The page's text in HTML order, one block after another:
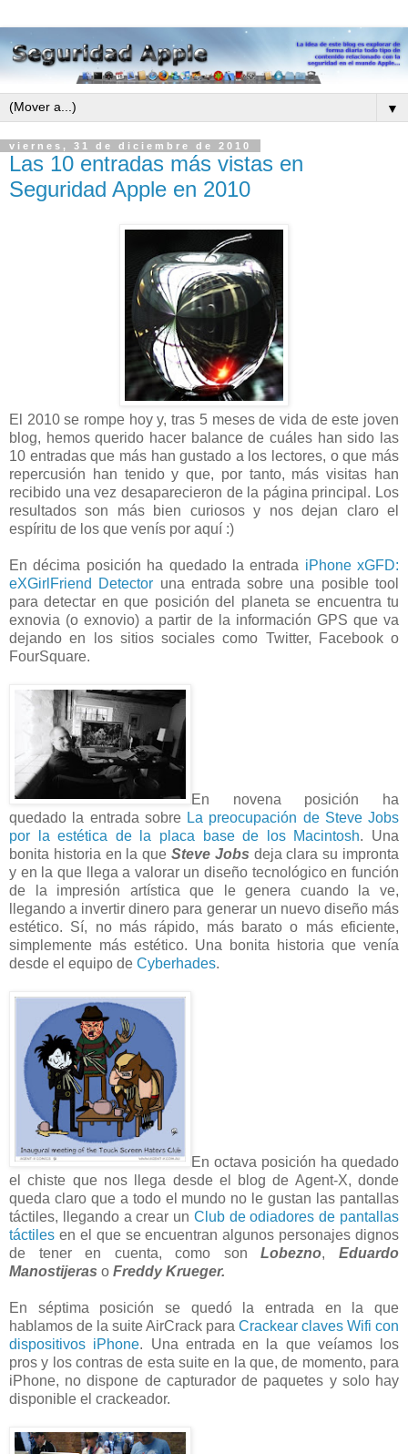
▼
viernes, 31 de diciembre de 2010
Las 10 entradas más vistas en
Seguridad Apple en 2010
El 2010 se rompe hoy y, tras 5 meses de vida de este joven
blog, hemos querido hacer balance de cuáles han sido las
10 entradas que más han gustado a los lectores, o que más
repercusión han tenido y que, por tanto, más visitas han
recibido una vez desaparecieron de la página principal. Los
resultados son más bien curiosos y nos dejan claro el
espíritu de los que venís por aquí :)
En décima posición ha quedado la entrada iPhone xGFD:
eXGirlFriend Detector una entrada sobre una posible tool
para detectar en que posición del planeta se encuentra tu
exnovia (o exnovio) a partir de la información GPS que va
dejando en los sitios sociales como Twitter, Facebook o
FourSquare.
En novena posición ha
quedado la entrada sobre La preocupación de Steve Jobs
por la estética de la placa base de los Macintosh. Una
bonita historia en la que Steve Jobs deja clara su impronta
y en la que llega a valorar un diseño tecnológico en función
de la impresión artística que le genera cuando la ve,
llegando a invertir dinero para generar un nuevo diseño más
estético. Sí, no más rápido, más barato o más eficiente,
simplemente más estético. Una bonita historia que venía
desde el equipo de Cyberhades.
En octava posición ha quedado
el chiste que nos llega desde el blog de Agent-X, donde
queda claro que a todo el mundo no le gustan las pantallas
táctiles, llegando a crear un Club de odiadores de pantallas
táctiles en el que se encuentran algunos personajes dignos
de tener en cuenta, como sonLobezno,Eduardo
Manostijeras o Freddy Krueger.
En séptima posición se quedó la entrada en la que
hablamos de la suite AirCrack para Crackear claves Wifi con
dispositivos iPhone. Una entrada en la que veíamos los
pros y los contras de esta suite en la que, de momento, para
iPhone, no dispone de capturador de paquetes y solo hay
disponible el crackeador.